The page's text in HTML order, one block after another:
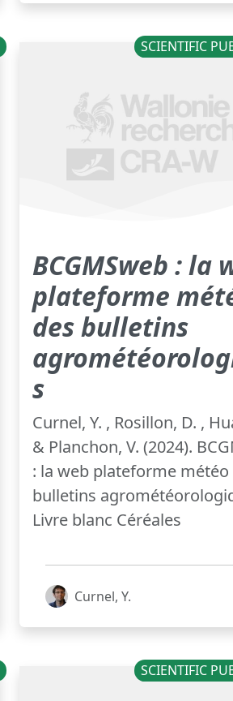
SCIENTIFIC
BCGMSweb : la
plateforme
des bulletins
s
Curnel, Y. , Rosillon, D. ,
& Planchon, V. (2024).
: la web plateforme météo
bulletins
Livre blanc Céréales
Curnel, Y.
SCIENTIFIC